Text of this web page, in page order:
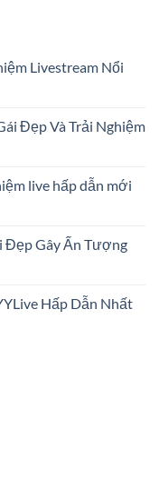
Livestream Nổi
Đẹp Và Trải Nghiệm
live hấp dẫn mới
Đẹp Gây Ấn Tượng
Hấp Dẫn Nhất